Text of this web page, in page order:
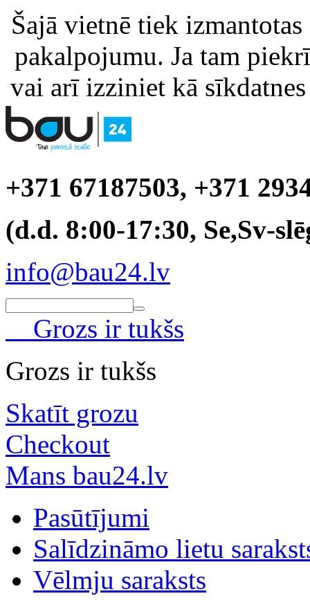
Šajā vietnē tiek
pakalpojumu. Ja tam
vai arī izziniet kā
+371 67187503, +371
(d.d. 8:00-17:30, Se,Sv-
info@bau24.lv
Grozs ir tukšs
Grozs ir tukšs
Skatīt grozu
Checkout
Mans bau24.lv
Pasūtījumi
Salīdzināmo lietu
Vēlmju saraksts